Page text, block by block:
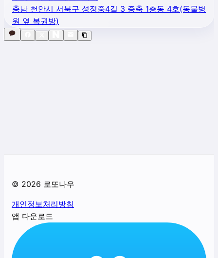
충남 천안시 서북구 성정중4길 3 증축 1층동 4호(동물병
원 옆 복권방)
© 2026 로또나우
개인정보처리방침
앱 다운로드